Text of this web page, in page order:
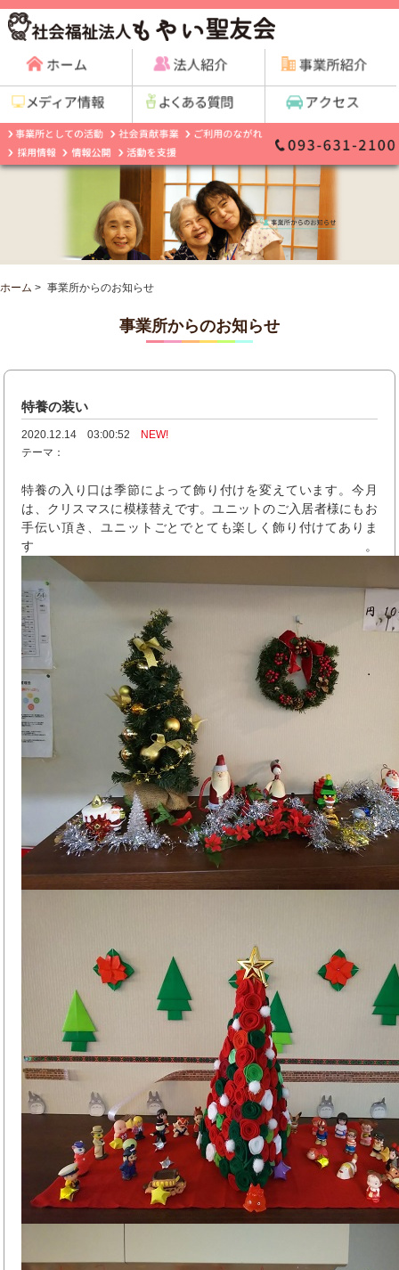
ホーム > 事業所からのお知らせ
事業所からのお知らせ
特養の装い
2020.12.14 03:00:52
NEW!
テーマ：
特養の入り口は季節によって飾り付けを変えています。今月
は、クリスマスに模様替えです。ユニットのご入居者様にもお
手伝い頂き、ユニットごとでとても楽しく飾り付けてありま
す。